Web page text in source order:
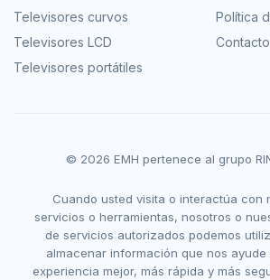
Televisores curvos
Televisores LCD
Televisores portátiles
Política
Contacto
© 2026 EMH pertenece al grupo
Cuando usted visita o interactúa con
servicios o herramientas, nosotros o
de servicios autorizados podemos
almacenar información que nos
experiencia mejor, más rápida y más